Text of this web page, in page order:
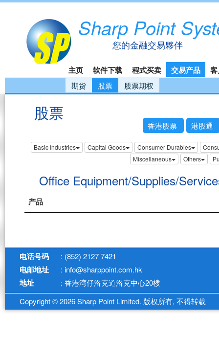
Sharp Point
您的金融交易夥伴
主页 软件下载 程式买卖 交易产品
期货 股票 股票期权
股票
香港股票 港股通
Basic Industries Capital Goods Consumer Durables
Miscellaneous
Others
Office Equipment/Supplies/
产品
电话号码 : (852) 2127 7421
电邮地址 : info@sharppoint.com.hk
地址
: 香港湾仔洛克道洛克中心20楼
Copyright © 2026 Sharp Point Limited. 版权所有, 不得转载